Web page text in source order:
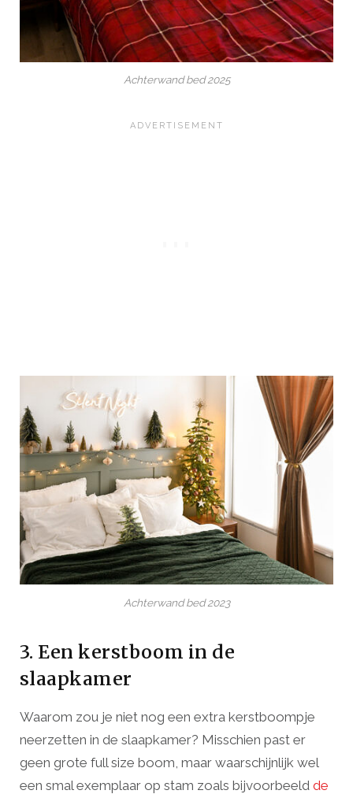
Achterwand bed 2025
Achterwand bed 2023
3. Een kerstboom in de
slaapkamer
Waarom zou je niet nog een extra kerstboompje
neerzetten in de slaapkamer? Misschien past er
geen grote full size boom, maar waarschijnlijk wel
een smal exemplaar op stam zoals bijvoorbeeld de